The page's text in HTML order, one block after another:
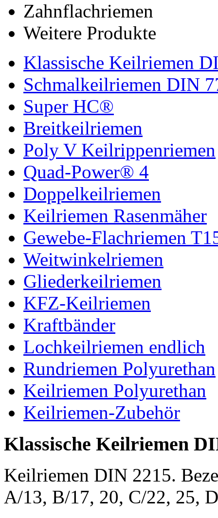
Zahnflachriemen
Weitere Produkte
Klassische Keilriemen
Schmalkeilriemen DIN
Super HC®
Breitkeilriemen
Poly V Keilrippenriemen
Quad-Power® 4
Doppelkeilriemen
Keilriemen Rasenmäher
Gewebe-Flachriemen
Weitwinkelriemen
Gliederkeilriemen
KFZ-Keilriemen
Kraftbänder
Lochkeilriemen endlich
Rundriemen Polyurethan
Keilriemen Polyurethan
Keilriemen-Zubehör
Klassische Keilriemen
Keilriemen DIN 2215.
A/13, B/17, 20, C/22, 25,